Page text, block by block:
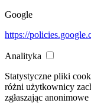
Google
https://
Analityka
Statystyczne pliki
różni użytkownicy
zgłaszając